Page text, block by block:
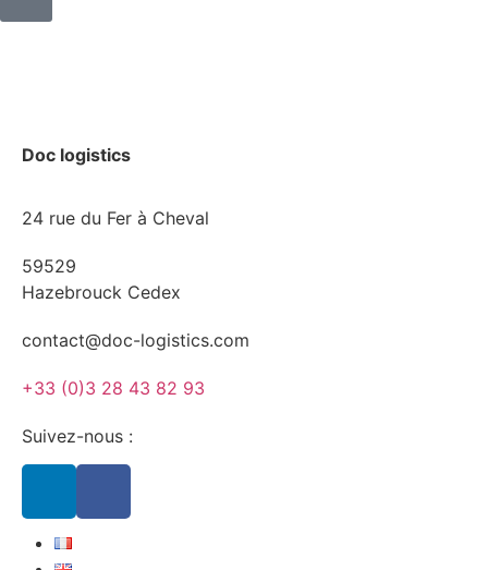
Doc logistics
24 rue du Fer à Cheval
59529
Hazebrouck Cedex
contact@doc-logistics.com
+33 (0)3 28 43 82 93
Suivez-nous :